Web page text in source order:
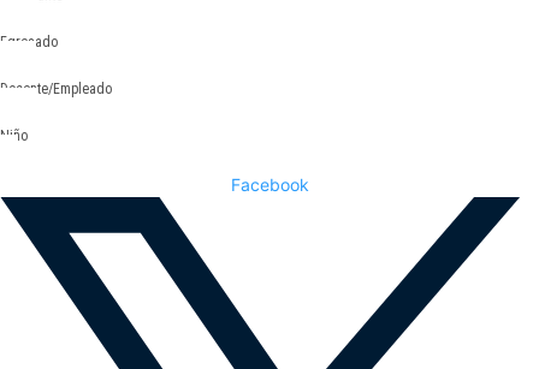
Egresado
Docente/Empleado
Niño
Facebook